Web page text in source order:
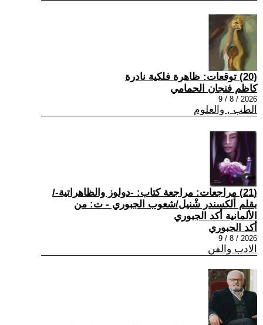
(20) توقعات: ظاهرة فلكية نادرة
كاظم فنجان الحمامي
2026 / 8 / 9
الطب , والعلوم
(21) مراجعات: مراجعة كتاب: -دولوز والظاهراتية-/
بقلم ألكسندر شْنيل/شعوب الجبوري - ت: من
الألمانية أكد الجبوري
أكد الجبوري
2026 / 8 / 9
الادب والفن